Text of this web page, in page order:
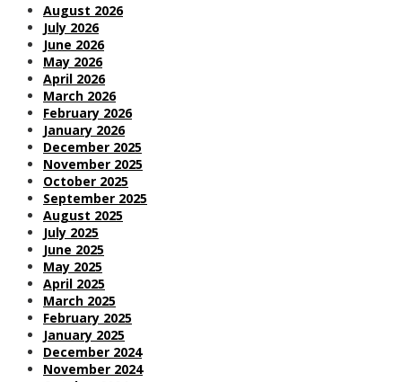
August 2026
July 2026
June 2026
May 2026
April 2026
March 2026
February 2026
January 2026
December 2025
November 2025
October 2025
September 2025
August 2025
July 2025
June 2025
May 2025
April 2025
March 2025
February 2025
January 2025
December 2024
November 2024